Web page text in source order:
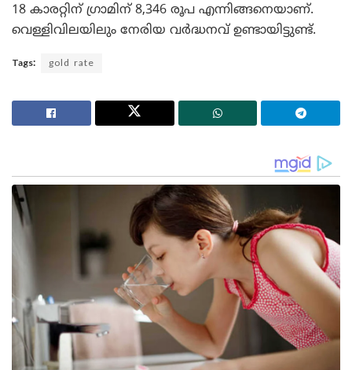
18 കാരറ്റിന് ഗ്രാമിന് 8,346 രൂപ എന്നിങ്ങനെയാണ്.
വെള്ളിവിലയിലും നേരിയ വർദ്ധനവ് ഉണ്ടായിട്ടുണ്ട്.
Tags: gold rate